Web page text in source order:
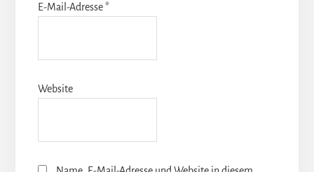
E-Mail-Adresse*
Website